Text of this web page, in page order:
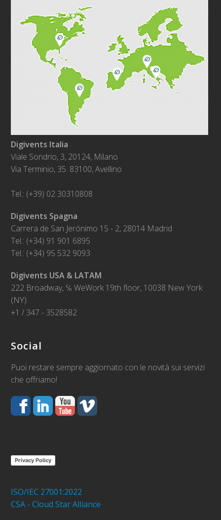
Digivents Italia
Viale Sondrio, 3, 20124, Milano
Via Terminio, 35. 83100, Avellino
Tel.: (+39) 02 30310808
Digivents Spagna
Carrera de San Jerónimo 15 - 2, 28014 Madrid
Tel.: (+34) 91 901 6895
Tel.: (+34) 95 532 9093
Digivents USA & LATAM
222 Broadway, ℅ WeWork 19th floor, 10038 New York
(NY)
+1 / 347 - 3528582
Social
Puoi restare sempre aggiornato con le novità sui servizi
che offriamo!
Privacy Policy
ISO/IEC 27001:2022
CSA - Cloud Star Alliance